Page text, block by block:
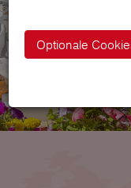
Optionale